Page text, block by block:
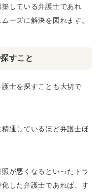
している弁護士であれ
ーズに解決を図れます。
すこと
士を探すことも大切で
通しているほど弁護士ほ
が悪くなるといったトラ
した弁護士であれば、す